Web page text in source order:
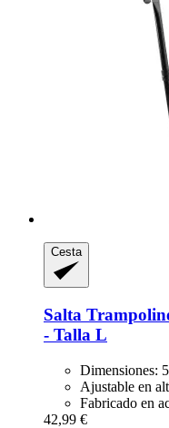
Cesta
Salta
-​ Talla L
Dimensiones:
Ajustable en
Fabricado en
42,99 €